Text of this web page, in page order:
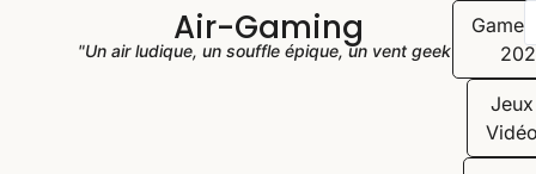
Air-Gaming
"Un air ludique, un souffle épique, un vent geek"
Jeux